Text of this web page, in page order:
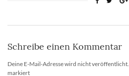
Schreibe einen Kommentar
Deine E-Mail-Adresse wird nicht veröffentlicht.
markiert